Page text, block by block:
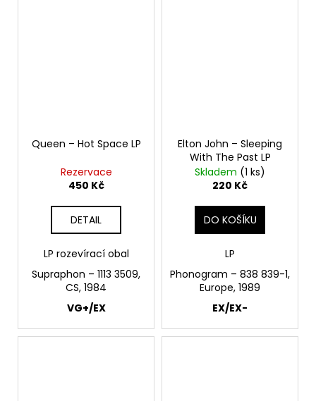
Queen – Hot Space LP
Rezervace
450 Kč
DETAIL
LP rozevírací obal
Supraphon – 1113 3509,
CS, 1984
VG+/EX
Elton John – Sleeping
With The Past LP
Skladem (1 ks)
220 Kč
DO KOŠÍKU
LP
Phonogram ‎– 838 839-1,
Europe, 1989
EX/EX-